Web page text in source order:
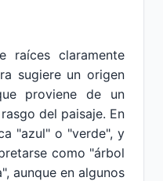
raíces claramente
sugiere un origen
proviene de un
del paisaje. En
"azul" o "verde", y
como "árbol
aunque en algunos